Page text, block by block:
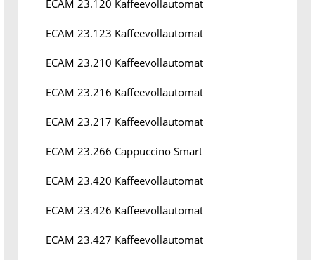
ECAM 23.120 Kaffeevollautomat
ECAM 23.123 Kaffeevollautomat
ECAM 23.210 Kaffeevollautomat
ECAM 23.216 Kaffeevollautomat
ECAM 23.217 Kaffeevollautomat
ECAM 23.266 Cappuccino Smart
ECAM 23.420 Kaffeevollautomat
ECAM 23.426 Kaffeevollautomat
ECAM 23.427 Kaffeevollautomat